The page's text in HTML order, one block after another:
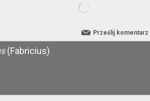
Prześlij komentarz
(Fabricius)